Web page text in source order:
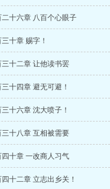
二十六章 八百个心眼子
十章 赐字！
三十二章 让他读书罢
十四章 避无可避！
十六章 沈大喷子！
三十八章 互相被需要
四十章 一改商人习气
十二章 立志出乡关！